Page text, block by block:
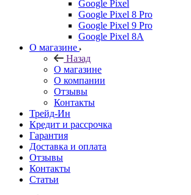
Google Pixel
Google Pixel 8 Pro
Google Pixel 9 Pro
Google Pixel 8A
О магазине
Назад
О магазине
О компании
Отзывы
Контакты
Трейд-Ин
Кредит и рассрочка
Гарантия
Доставка и оплата
Отзывы
Контакты
Статьи